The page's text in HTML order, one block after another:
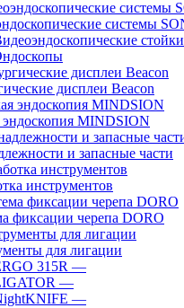
системы
стойки
дисплеи Beacon
эндоскопия MINDSION
и запасные части
инструментов
фиксации черепа DORO
для лигации
315R —
—
—